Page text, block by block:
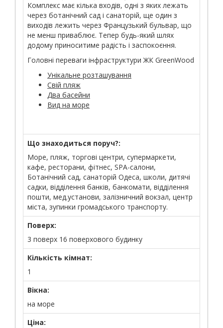
Комплекс має кілька входів, одні з яких лежать
через ботанічний сад і санаторій, ще один з
виходів лежить через Французький бульвар, що
не менш приваблює. Тепер будь-який шлях
додому приноситиме радість і заспокоєння.
Головні переваги інфраструктури ЖК GreenWood
Унікальне розташування
Свій пляж
Два басейни
Вид на море
Що знаходиться поруч?:
Море, пляж, торгові центри, супермаркети,
кафе, ресторани, фітнес, SPA-салони,
Ботанічний сад, санаторій Одеса, школи, дитячі
садки, відділення банків, банкомати, відділення
пошти, мед.установи, залізничний вокзал, центр
міста, зупинки громадського транспорту.
Поверх:
3 поверх 16 поверхового будинку
Кількість кімнат:
1
Вікна:
на море
Ціна: